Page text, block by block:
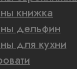
книжка
дельфин
для кухни